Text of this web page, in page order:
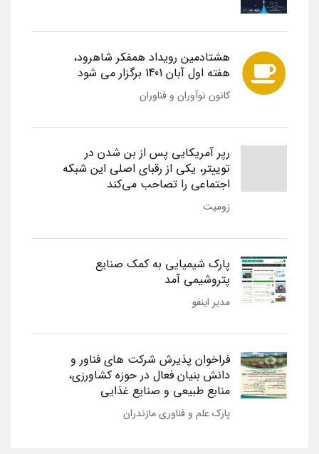
هشتادمین رویداد همفکر شاهرود،
هفته اول آبان 1401 برگزار می شود
کانون نوآوران و فناوران
رپر آمریکایی پس از بن شدن در
توییتر، یکی از رقبای اصلی این شبکه
اجتماعی را تصاحب می‌کند
زومیت
پارک شیمیایی به کمک صنایع
پتروشیمی آمد
مدیر اینفو
فراخوان پذیرش شرکت های فناور و
دانش بنیان فعال در حوزه کشاورزی،
منابع طبیعی و صنایع غذایی
پارک علم و فناوری مازندران